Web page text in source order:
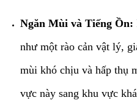
Ngăn Mùi và Tiếng Ồn:
như một rào cản vật lý,
mùi khó chịu và hấp thụ
vực này sang khu vực